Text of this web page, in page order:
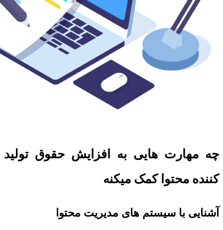
چه مهارت هایی به افزایش حقوق تولید
کننده محتوا کمک میکنه
آشنایی با سیستم های مدیریت محتوا